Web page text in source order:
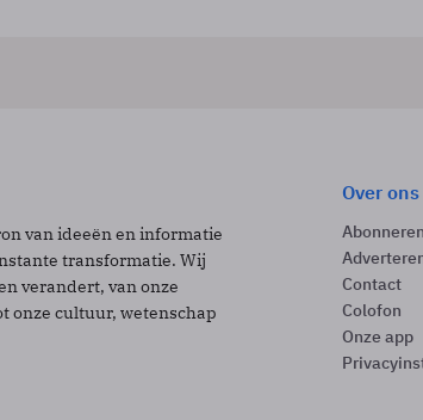
van ideeën en informatie
transformatie. Wij
verandert, van onze
onze cultuur, wetenschap
Over ons
Abonneren
Contact
Colofon
Onze app